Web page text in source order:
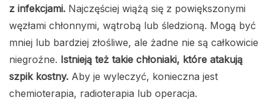
z infekcjami. Najczęściej wiążą się z powiększonymi
węzłami chłonnymi, wątrobą lub śledzioną. Mogą być
mniej lub bardziej złośliwe, ale żadne nie są całkowicie
niegroźne. Istnieją też takie chłoniaki, które atakują
szpik kostny. Aby je wyleczyć, konieczna jest
chemioterapia, radioterapia lub operacja.